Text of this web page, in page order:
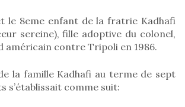
le 8eme enfant de la fratrie Kadhafi
sereine), fille adoptive du colonel,
américain contre Tripoli en 1986.
la famille Kadhafi au terme de sept
s’établissait comme suit: